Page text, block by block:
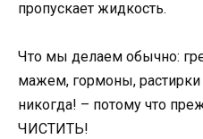
пропускает жидкость.
Что мы делаем обычно:
мажем, гормоны,
никогда! – потому что
ЧИСТИТЬ!